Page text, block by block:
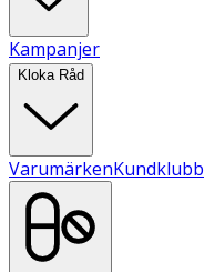
Kampanjer
Kloka Råd
VarumärkenKundklubb